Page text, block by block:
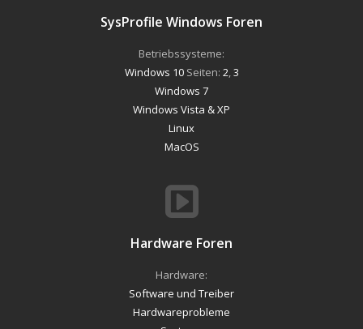
SysProfile Windows Foren
Betriebssysteme:
Windows 10Seiten: 2 3
Windows 7
Windows Vista & XP
Linux
MacOS
Hardware Foren
Hardware:
Software und Treiber
Hardwareprobleme